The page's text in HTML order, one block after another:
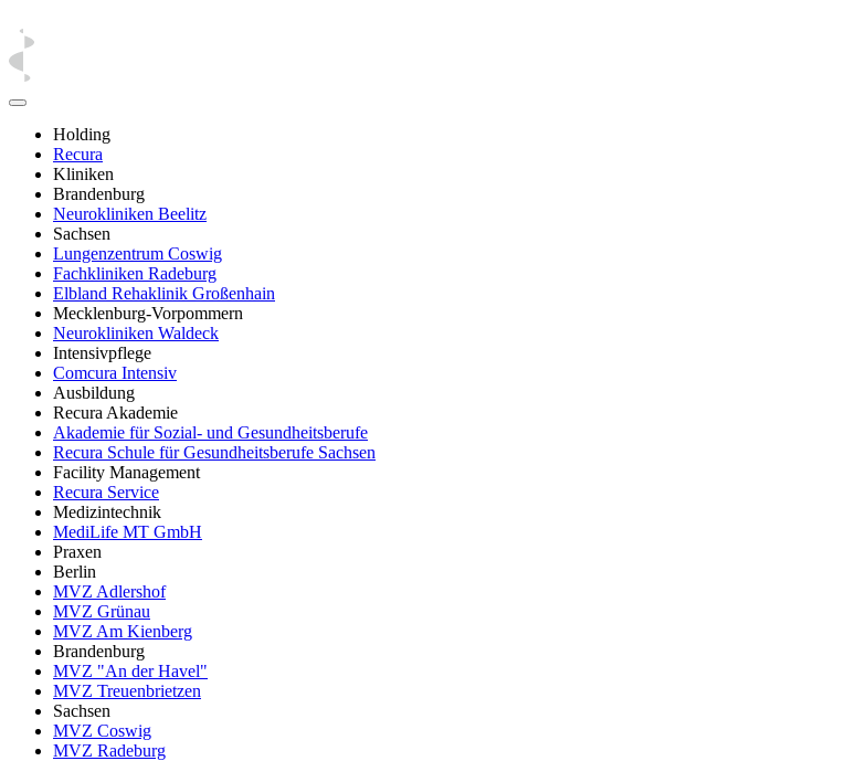
Holding
Recura
Kliniken
Brandenburg
Neurokliniken Beelitz
Sachsen
Lungenzentrum Coswig
Fachkliniken Radeburg
Elbland Rehaklinik Großenhain
Mecklenburg-Vorpommern
Neurokliniken Waldeck
Intensivpflege
Comcura Intensiv
Ausbildung
Recura Akademie
Akademie für Sozial- und Gesundheitsberufe
Recura Schule für Gesundheitsberufe Sachsen
Facility Management
Recura Service
Medizintechnik
MediLife MT GmbH
Praxen
Berlin
MVZ Adlershof
MVZ Grünau
MVZ Am Kienberg
Brandenburg
MVZ "An der Havel"
MVZ Treuenbrietzen
Sachsen
MVZ Coswig
MVZ Radeburg